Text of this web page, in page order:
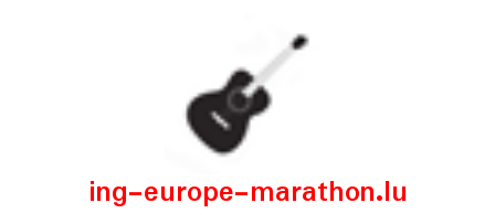
ing-europe-marathon.lu